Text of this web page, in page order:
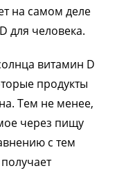
на самом деле
для человека.
витамин D
продукты
Тем не менее,
через пищу
с тем